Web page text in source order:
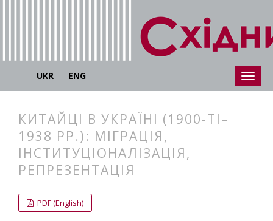
UKR ENG
КИТАЙЦІ В УКРАЇНІ (1900-ТІ–
1938 РР.): МІГРАЦІЯ,
ІНСТИТУЦІОНАЛІЗАЦІЯ,
РЕПРЕЗЕНТАЦІЯ
PDF (English)